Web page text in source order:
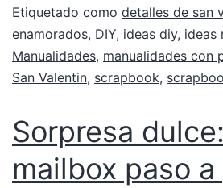
Etiquetado como detalles de san
enamorados, DIY, ideas diy, ideas
Manualidades, manualidades con
San Valentin, scrapbook,
Sorpresa
mailbox paso